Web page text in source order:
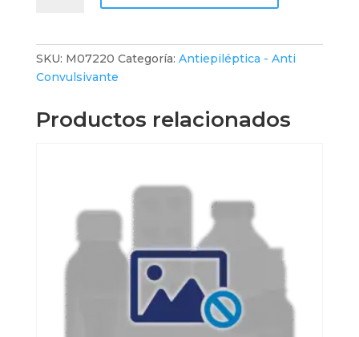
SKU: M07220 Categoría: Antiepiléptica - Anti
Convulsivante
Productos relacionados